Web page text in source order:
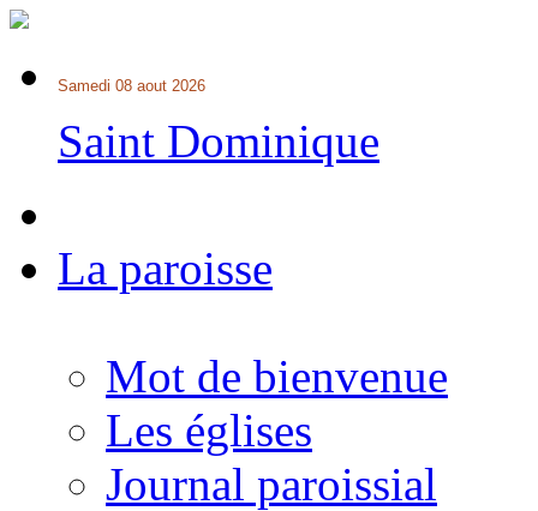
Samedi 08 aout 2026
Saint Dominique
La paroisse
Mot de bienvenue
Les églises
Journal paroissial